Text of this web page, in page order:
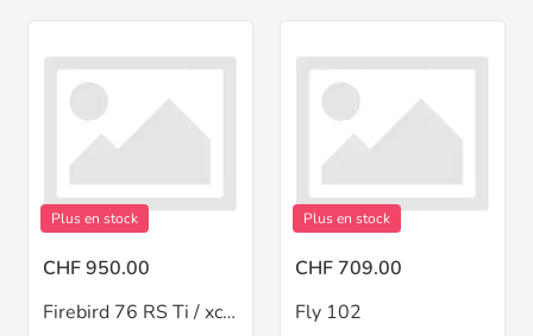
Plus en stock
CHF 950.00
Firebird 76 RS Ti / xcell12
Plus en stock
CHF 709.00
Fly 102